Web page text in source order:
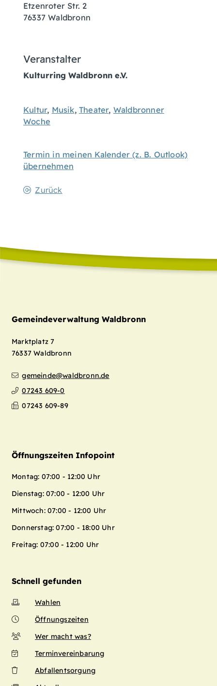
Etzenroter Str. 2
76337 Waldbronn
Veranstalter
Kulturring Waldbronn e.V.
Kultur, Musik,Theater, Waldbronner
Woche
Termin in meinen Kalender (z. B. Outlook)
übernehmen
Zurück
Gemeindeverwaltung Waldbronn
Marktplatz 7
76337 Waldbronn
gemeinde@waldbronn.de
07243 609-0
07243 609-89
Öffnungszeiten Infopoint
Montag: 07:00 - 12:00 Uhr
Dienstag: 07:00 - 12:00 Uhr
Mittwoch: 07:00 - 12:00 Uhr
Donnerstag: 07:00 - 18:00 Uhr
Freitag: 07:00 - 12:00 Uhr
Schnell gefunden
Wahlen
Öffnungszeiten
Wer macht was?
Terminvereinbarung
Abfallentsorgung